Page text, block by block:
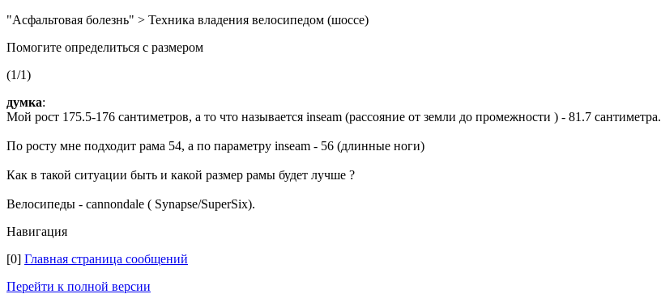
"Асфальтовая болезнь" > Техника владения велосипедом (шоссе)
Помогите определиться с размером
(1/1)
думка:
Мой рост 175.5-176 сантиметров, а то что называется inseam (рассояние от земли до промежности ) - 81.7 сантиметра.
По росту мне подходит рама 54, а по параметру inseam - 56 (длинные ноги)
Как в такой ситуации быть и какой размер рамы будет лучше ?
Велосипеды - cannondale ( Synapse/SuperSix).
Навигация
[0] Главная страница сообщений
Перейти к полной версии